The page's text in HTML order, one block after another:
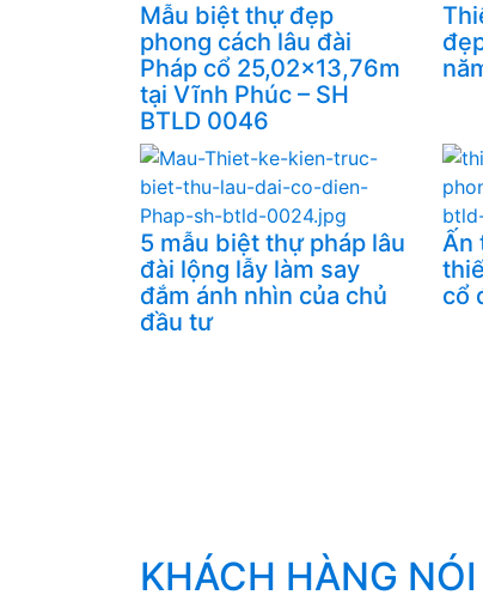
Mẫu biệt thự đẹp
phong cách lâu đài
Pháp cổ 25,02x13,76m
tại Vĩnh Phúc – SH
BTLD 0046
5 mẫu biệt thự pháp lâu
đài lộng lẫy làm say
đắm ánh nhìn của chủ
đầu tư
Ấn
cổ
KHÁCH HÀNG